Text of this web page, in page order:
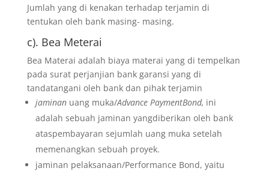
Jumlah yang di kenakan terhadap terjamin di
tentukan oleh bank masing- masing.
c). Bea Meterai
Bea Materai adalah biaya materai yang di tempelkan
pada surat perjanjian bank garansi yang di
tandatangani oleh bank dan pihak terjamin
jaminan uang muka/Advance PaymentBond, ini
adalah sebuah jaminan yangdiberikan oleh bank
ataspembayaran sejumlah uang muka setelah
memenangkan sebuah proyek.
jaminan pelaksanaan/Performance Bond, yaitu